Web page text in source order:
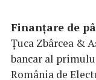
Finanțare de
Țuca Zbârcea &
bancar al
România de